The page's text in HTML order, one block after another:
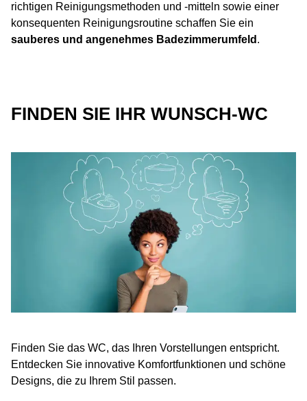
richtigen Reinigungsmethoden und -mitteln sowie einer
konsequenten Reinigungsroutine schaffen Sie ein
sauberes und angenehmes Badezimmerumfeld .
FINDEN SIE IHR WUNSCH-WC
Finden Sie das WC, das Ihren Vorstellungen entspricht.
Entdecken Sie innovative Komfortfunktionen und schöne
Designs, die zu Ihrem Stil passen.